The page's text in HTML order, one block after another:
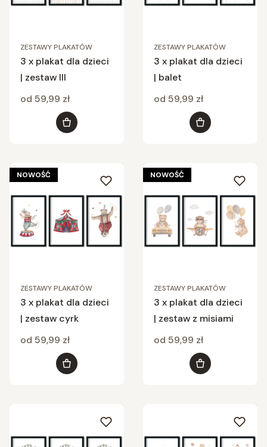
ZESTAWY PLAKATÓW
3 x plakat dla dzieci
| zestaw III
Cena
od 59,99 zł
Zobacz produkt
ZESTAWY PLAKATÓW
3 x plakat dla dzieci
| balet
Cena
od 59,99 zł
Zobacz produkt
NOWOŚĆ
ZESTAWY PLAKATÓW
3 x plakat dla dzieci
| zestaw cyrk
Cena
od 59,99 zł
Zobacz produkt
NOWOŚĆ
ZESTAWY PLAKATÓW
3 x plakat dla dzieci
| zestaw z misiami
Cena
od 59,99 zł
Zobacz produkt